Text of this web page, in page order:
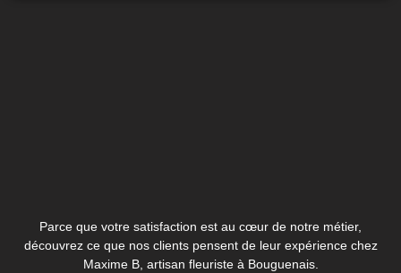
Parce que votre satisfaction est au cœur de notre métier,
découvrez ce que nos clients pensent de leur expérience chez
Maxime B, artisan fleuriste à Bouguenais.